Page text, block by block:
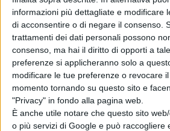
informazioni più dettagliate e modificare
di acconsentire o di negare il consenso.
trattamenti dei dati personali possono
consenso, ma hai il diritto di opporti a
preferenze si applicheranno solo a
modificare le tue preferenze o revocare
momento tornando su questo sito e
"Privacy" in fondo alla pagina web.
È anche utile notare che questo sito
o più servizi di Google e può raccogliere
il
the
2026
di La
Chi siamoContattiPrivacy Policy
Emanuela Giuliani